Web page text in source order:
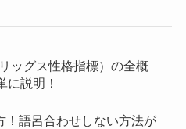
ッグス性格指標）の全概
に説明！
！語呂合わせしない方法が